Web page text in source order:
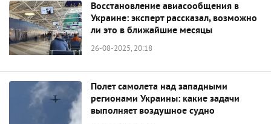
Восстановление авиасообщения в
Украине: эксперт рассказал, возможно
ли это в ближайшие месяцы
26-08-2025, 20:18
Полет самолета над западными
регионами Украины: какие задачи
выполняет воздушное судно